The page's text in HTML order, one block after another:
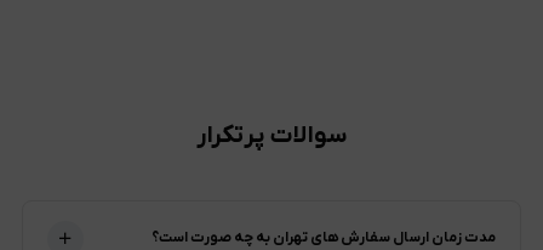
سوالات پرتکرار
مدت زمان ارسال سفارش های تهران به چه صورت است؟